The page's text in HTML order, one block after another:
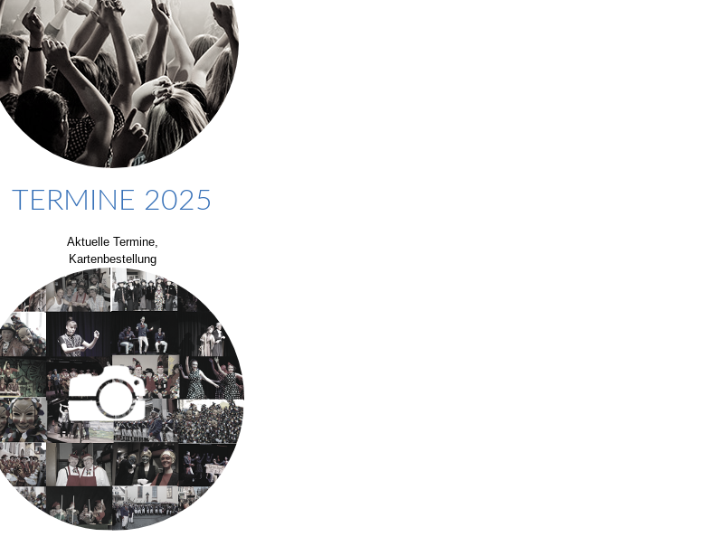
TERMINE 2025
Aktuelle Termine,
Kartenbestellung